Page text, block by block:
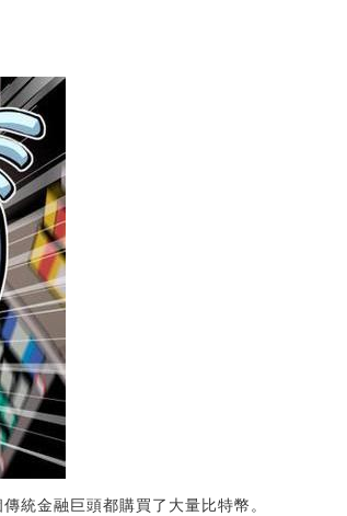
統金融巨頭都購買了大量比特幣。